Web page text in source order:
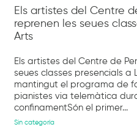
Els artistes del Centre
reprenen les seues
Arts
Els artistes del Centre de
seues classes presencials a
mantingut el programa de
pianistes via telemàtica
confinamentSón el primer...
Sin categoría